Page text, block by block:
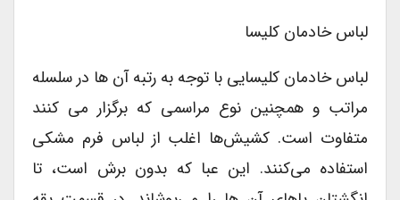
لباس خادمان کلیسا
لباس خادمان کلیسایی با توجه به رتبه آن ها در سلسله
مراتب و همچنین نوع مراسمی که برگزار می کنند
متفاوت است. کشیش‌ها اغلب از لباس فرم مشکی
استفاده می‌کنند. این عبا که بدون برش است، تا